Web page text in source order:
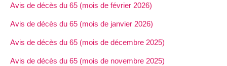
Avis de décès du 65 (mois de février 2026)
Avis de décès du 65 (mois de janvier 2026)
Avis de décès du 65 (mois de décembre 2025)
Avis de décès du 65 (mois de novembre 2025)